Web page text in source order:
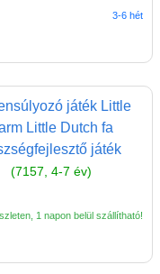
3-6 hét
játék Little
Little Dutch fa
játék
(7157, 4-7 év)
1 napon belül szállítható!
játék
Utazó játékok